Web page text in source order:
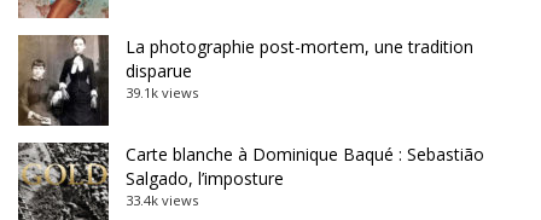
La photographie post-mortem, une tradition
disparue
39.1k views
Carte blanche à Dominique Baqué : Sebastião
Salgado, l’imposture
33.4k views